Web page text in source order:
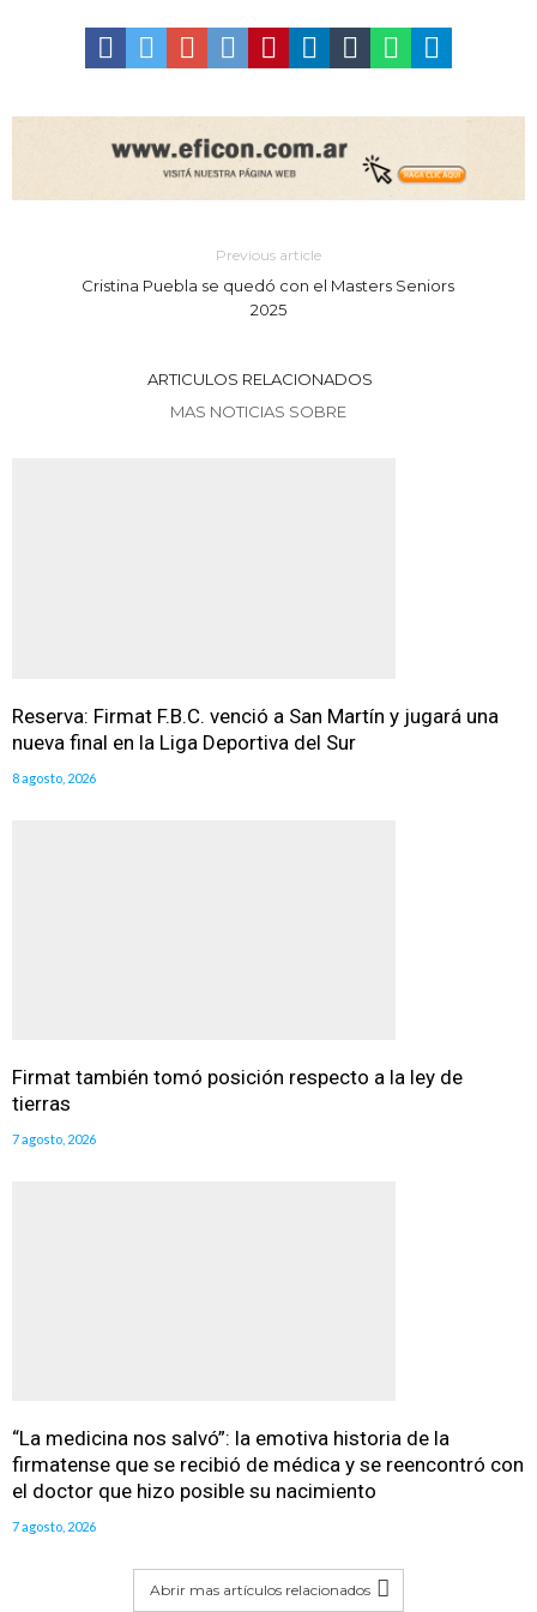
Previous article
Cristina Puebla se quedó con el Masters Seniors
2025
ARTICULOS RELACIONADOS
MAS NOTICIAS SOBRE
Reserva: Firmat F.B.C. venció a San Martín y jugará una
nueva final en la Liga Deportiva del Sur
8 agosto, 2026
Firmat también tomó posición respecto a la ley de
tierras
7 agosto, 2026
“La medicina nos salvó”: la emotiva historia de la
firmatense que se recibió de médica y se reencontró con
el doctor que hizo posible su nacimiento
7 agosto, 2026
Abrir mas artículos relacionados